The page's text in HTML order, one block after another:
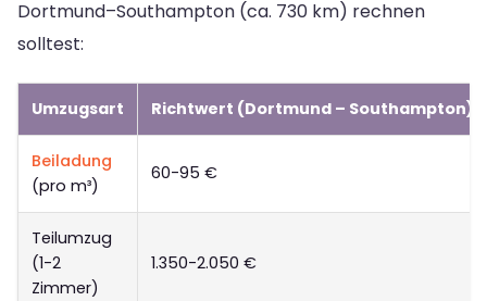
Dortmund–Southampton (ca. 730 km) rechnen
solltest:
Umzugsart Richtwert (Dortmund – Southampton)
Beiladung
(pro m³)
60-95 €
Teilumzug
(1-2
Zimmer)
1.350-2.050 €